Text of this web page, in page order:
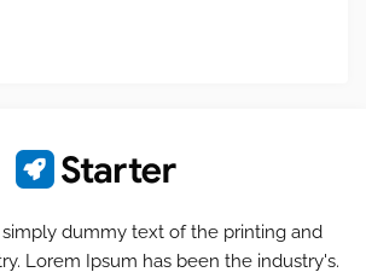
dummy text of the printing and
Lorem Ipsum has been the industry's.